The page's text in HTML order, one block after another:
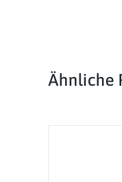
Ähnliche